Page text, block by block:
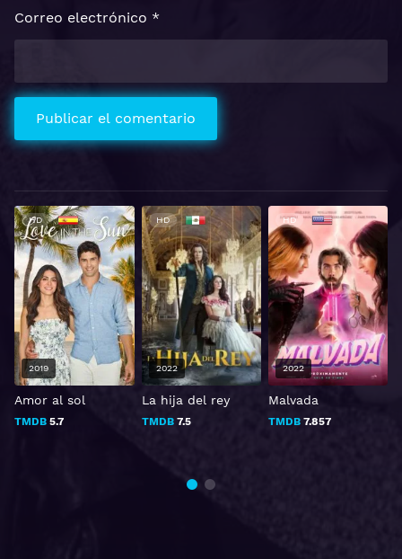
Correo electrónico *
Amor al sol
TMDB 5.7
HD
2019
La hija del rey
TMDB7.5
HD
2022
Malvada
TMDB7.857
HD
2022